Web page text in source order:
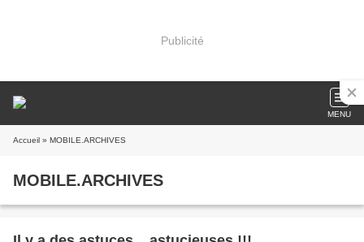
Publicité
MENU
Accueil » MOBILE.ARCHIVES
MOBILE.ARCHIVES